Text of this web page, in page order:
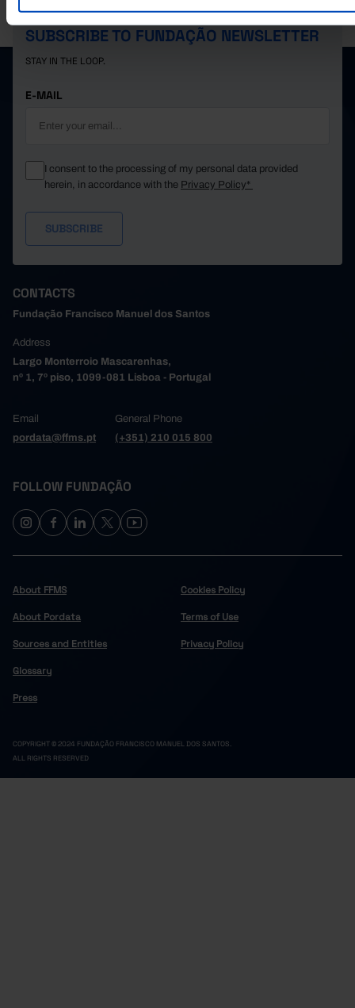
SANTOS.
SUBSCRIBE TO FUNDAÇÃO NEWSLETTER
STAY IN THE LOOP.
E-MAIL
I consent to the processing of my personal data provided
herein, in accordance with the Privacy Policy*
CONTACTS
Fundação Francisco Manuel dos Santos
Address
Largo Monterroio Mascarenhas,
nº 1, 7º piso, 1099-081 Lisboa - Portugal
Email
pordata@ffms.pt
General Phone
(+351) 210 015 800
FOLLOW FUNDAÇÃO
About FFMS
About Pordata
Sources and Entities
Glossary
Press
Cookies Policy
Terms of Use
Privacy Policy
COPYRIGHT © 2024 FUNDAÇÃO FRANCISCO MANUEL DOS SANTOS.
ALL RIGHTS RESERVED